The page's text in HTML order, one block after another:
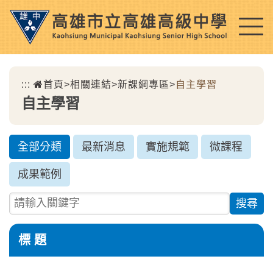
跳
要
自主學習
::: 首頁>相關連結>新課綱專區>自主學習
全部分類 最新消息 實施規範 微課程
成果範例
請輸入關鍵字
標 題